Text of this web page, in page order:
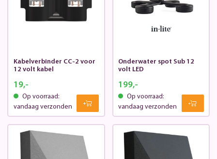
Kabelverbinder CC-2 voor
12 volt kabel
19,-
Op voorraad:
vandaag verzonden
Onderwater spot Sub 12
volt LED
199,-
Op voorraad:
vandaag verzonden